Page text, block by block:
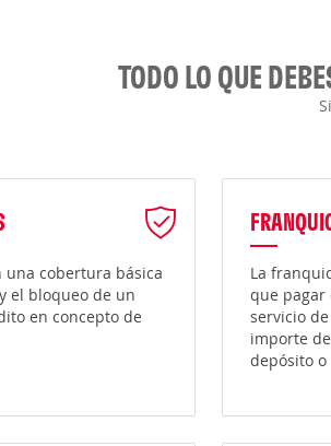
TODO LO QUE
una cobertura básica
el bloqueo de un
en concepto de
La
que pagar
servicio
importe
depósito o